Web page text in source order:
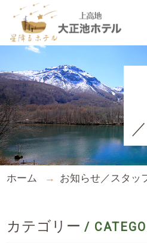
ホーム お知らせ／スタッ
カテゴリー /